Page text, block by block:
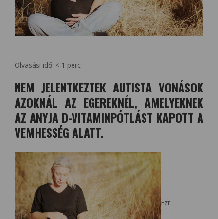
Olvasási idő: < 1 perc
NEM JELENTKEZTEK AUTISTA VONÁSOK
AZOKNÁL AZ EGEREKNÉL, AMELYEKNEK
AZ ANYJA D-VITAMINPÓTLÁST KAPOTT A
VEMHESSÉG ALATT.
Ezt